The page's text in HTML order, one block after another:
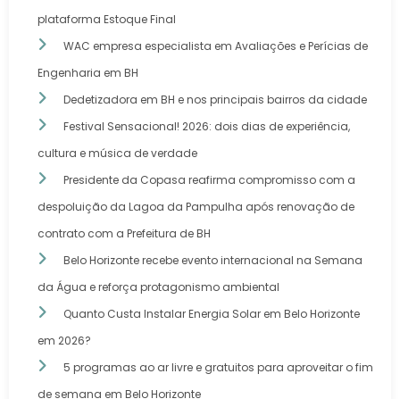
plataforma Estoque Final
WAC empresa especialista em Avaliações e Perícias de
Engenharia em BH
Dedetizadora em BH e nos principais bairros da cidade
Festival Sensacional! 2026: dois dias de experiência,
cultura e música de verdade
Presidente da Copasa reafirma compromisso com a
despoluição da Lagoa da Pampulha após renovação de
contrato com a Prefeitura de BH
Belo Horizonte recebe evento internacional na Semana
da Água e reforça protagonismo ambiental
Quanto Custa Instalar Energia Solar em Belo Horizonte
em 2026?
5 programas ao ar livre e gratuitos para aproveitar o fim
de semana em Belo Horizonte